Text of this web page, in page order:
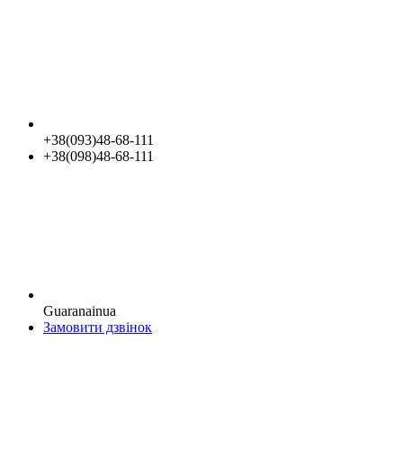
+38(093)48-68-111
+38(098)48-68-111
Guaranainua
Замовити дзвінок